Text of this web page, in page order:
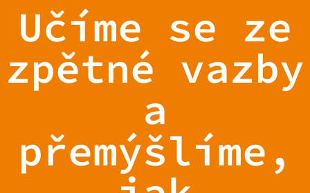
Učíme se ze
zpětné vazby
a
přemýšlíme,